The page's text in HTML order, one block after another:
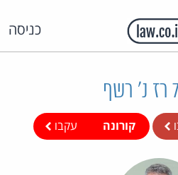
כניסה
קורונה עקבו